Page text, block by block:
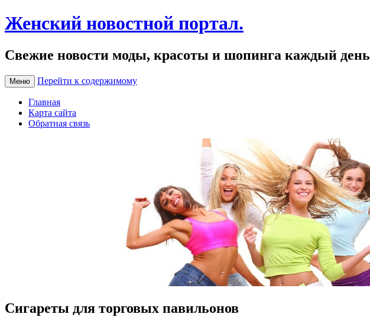
Женский новостной портал.
Свежие новости моды, красоты и шопинга каждый день
Меню Перейти к содержимому
Главная
Карта сайта
Обратная связь
Сигареты для торговых павильонов